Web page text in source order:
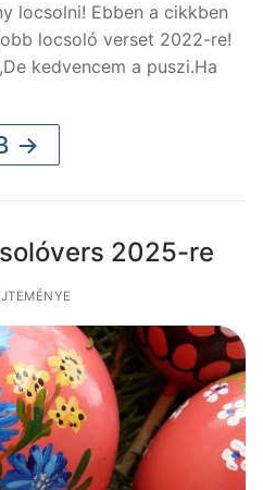
locsolni! Ebben a cikkben
locsoló verset 2022-re!
kedvencem a puszi.Ha
→
2025-re